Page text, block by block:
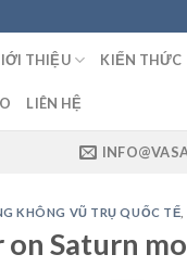
THIỆU KIẾN THỨC
LIÊN HỆ
KHÔNG VŨ TRỤ QUỐC TẾ
Saturn